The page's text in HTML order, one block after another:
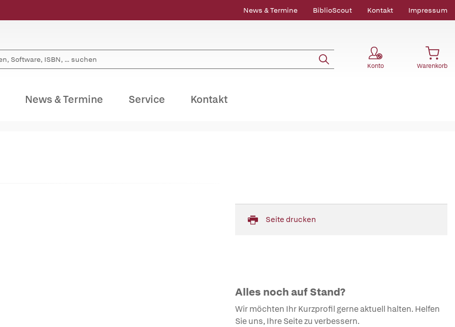
News & Termine BiblioScout Kontakt Impressum
Konto Warenkorb
News & Termine Service Kontakt
Seite drucken
Alles noch auf Stand?
Wir möchten Ihr Kurzprofil gerne aktuell halten. Helfen
Sie uns, Ihre Seite zu verbessern.